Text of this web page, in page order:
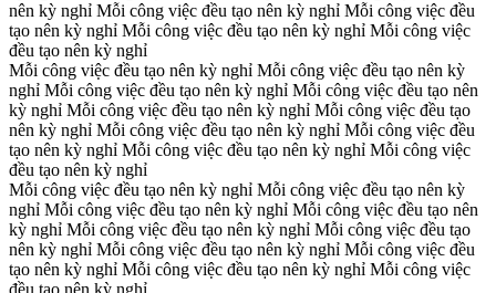
nên kỳ nghỉ Mỗi công việc đều tạo nên kỳ nghỉ Mỗi công việc đều
tạo nên kỳ nghỉ Mỗi công việc đều tạo nên kỳ nghỉ Mỗi công việc
đều tạo nên kỳ nghỉ
Mỗi công việc đều tạo nên kỳ nghỉ Mỗi công việc đều tạo nên kỳ
nghỉ Mỗi công việc đều tạo nên kỳ nghỉ Mỗi công việc đều tạo nên
kỳ nghỉ Mỗi công việc đều tạo nên kỳ nghỉ Mỗi công việc đều tạo
nên kỳ nghỉ Mỗi công việc đều tạo nên kỳ nghỉ Mỗi công việc đều
tạo nên kỳ nghỉ Mỗi công việc đều tạo nên kỳ nghỉ Mỗi công việc
đều tạo nên kỳ nghỉ
Mỗi công việc đều tạo nên kỳ nghỉ Mỗi công việc đều tạo nên kỳ
nghỉ Mỗi công việc đều tạo nên kỳ nghỉ Mỗi công việc đều tạo nên
kỳ nghỉ Mỗi công việc đều tạo nên kỳ nghỉ Mỗi công việc đều tạo
nên kỳ nghỉ Mỗi công việc đều tạo nên kỳ nghỉ Mỗi công việc đều
tạo nên kỳ nghỉ Mỗi công việc đều tạo nên kỳ nghỉ Mỗi công việc
đều tạo nên kỳ nghỉ